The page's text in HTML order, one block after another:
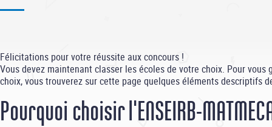
Félicitations pour votre réussite aux concours !
Vous devez maintenant classer les écoles de votre choix. Pour vous
choix, vous trouverez sur cette page quelques éléments descriptifs
Pourquoi choisir l'ENSEIRB-